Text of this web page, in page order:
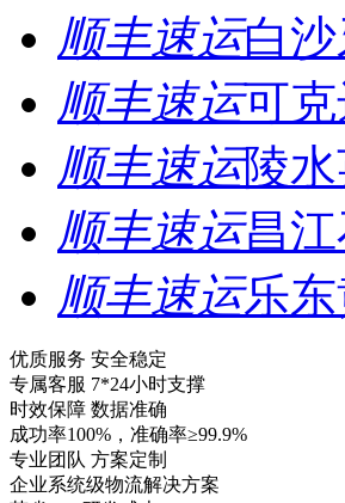
顺丰速运白
顺丰速运可
顺丰速运陵
顺丰速运昌
顺丰速运乐
优质服务 安全稳定
专属客服 7*24小时支撑
时效保障 数据准确
成功率100%，准确率≥99.9%
专业团队 方案定制
企业系统级物流解决方案